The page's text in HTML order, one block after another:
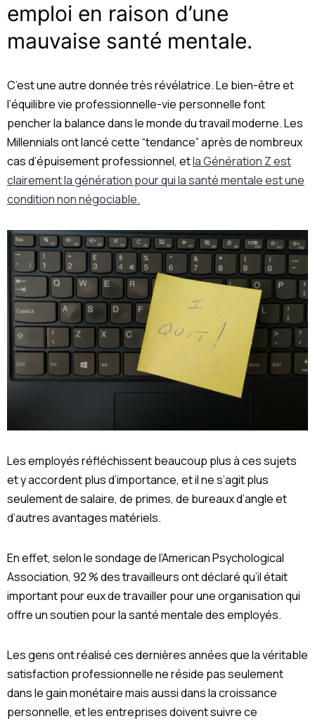
emploi en raison d’une
mauvaise santé mentale.
C’est une autre donnée très révélatrice. Le bien-être et
l’équilibre vie professionnelle-vie personnelle font
pencher la balance dans le monde du travail moderne. Les
Millennials ont lancé cette “tendance” après de nombreux
cas d’épuisement professionnel, etla Génération Z est
clairement la génération pour qui la santé mentale est une
condition non négociable.
Les employés réfléchissent beaucoup plus à ces sujets
et y accordent plus d’importance, et il ne s’agit plus
seulement de salaire, de primes, de bureaux d’angle et
d’autres avantages matériels.
En effet, selon le sondage de l’American Psychological
Association, 92 % des travailleurs ont déclaré qu’il était
important pour eux de travailler pour une organisation qui
offre un soutien pour la santé mentale des employés.
Les gens ont réalisé ces dernières années que la véritable
satisfaction professionnelle ne réside pas seulement
dans le gain monétaire mais aussi dans la croissance
personnelle, et les entreprises doivent suivre ce